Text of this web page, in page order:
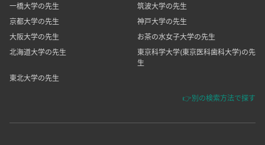
一橋大学の先生
筑波大学の先生
京都大学の先生
神戸大学の先生
大阪大学の先生
お茶の水女子大学の先生
北海道大学の先生
東京科学大学(東京医科歯科大学)の先
生
東北大学の先生
👉別の検索方法で探す